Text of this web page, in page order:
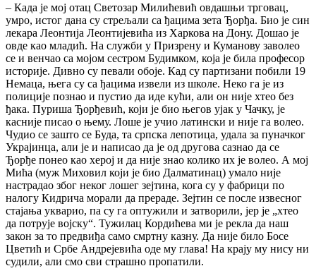
– Када је мој отац Светозар Милићевић овдашњи трговац,
умро, истог дана су стрељали са ђацима зета Ђорђа. Био је син
лекара Леонтија Леонтијевића из Харкова на Дону. Дошао је
овде као младић. На служби у Призрену и Куманову заволео
се и венчао са мојом сестром Будимком, која је била професор
историје. Дивно су певали обоје. Кад су партизани побили 19
Немаца, њега су са ђацима извели из школе. Неко га је из
полиције познао и пустио да иде кући, али он није хтео без
ђака. Пуриша Ђорђевић, који је био његов ујак у Чачку, је
касније писао о њему. Лоше је учио латински и није га волео.
Чудио се зашто се Буда, та српска лепотица, удала за пуначког
Украјинца, али је и написао да је од другова сазнао да се
Ђорђе понео као херој и да није знао колико их је волео. А мој
Мића (муж Миховил који је био Далматинац) умало није
настрадао због неког лошег зејтина, кога су у фабрици по
налогу Кидрича морали да прераде. Зејтин се после извесног
стајања укварио, па су га оптужили и затворили, јер је „хтео
да потрује војску“. Тужилац Кордићева ми је рекла да наш
закон за то предвиђа само смртну казну. Да није било Босе
Цветић и Србе Андрејевића оде му глава! На крају му нису ни
судили, али смо сви страшно пропатили.